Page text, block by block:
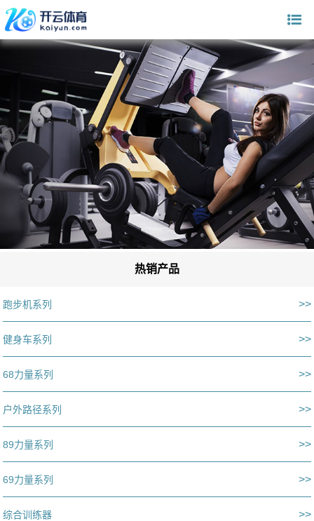
热销产品
跑步机系列 >>
健身车系列 >>
68力量系列 >>
户外路径系列 >>
89力量系列 >>
69力量系列 >>
综合训练器 >>